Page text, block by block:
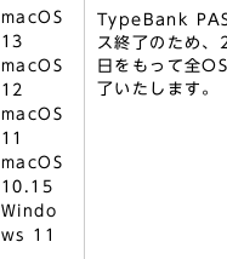
macOS
13
macOS
12
macOS
11
macOS
10.15
Windo
ws 11
TypeBank
ス終了のため、
日をもって全
了 いたします。